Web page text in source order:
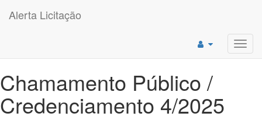
Alerta Licitação
Chamamento Público /
Credenciamento 4/2025